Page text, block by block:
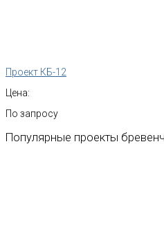
Проект КБ-12
Цена:
По запросу
Популярные проекты